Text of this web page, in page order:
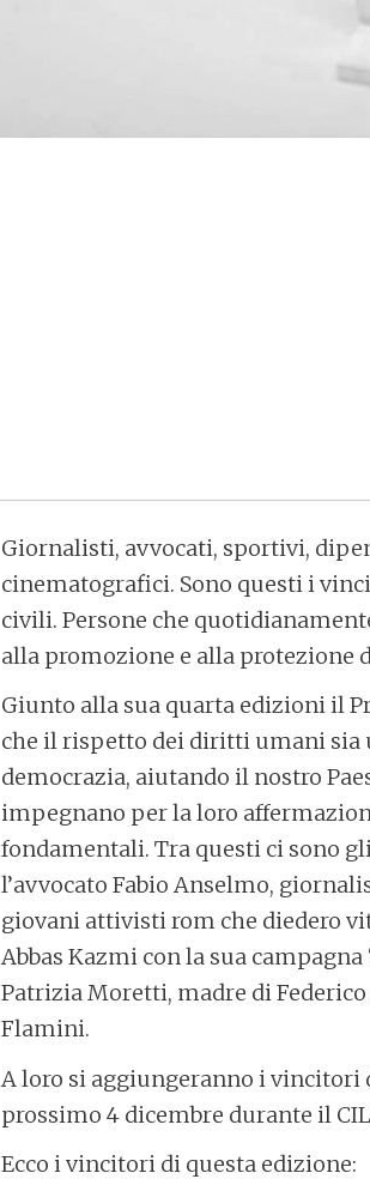
Giornalisti, avvocati, sportivi,
cinematografici. Sono questi i
civili. Persone che
alla promozione e alla protezione
Giunto alla sua quarta edizioni il
che il rispetto dei diritti umani
democrazia, aiutando il nostro
impegnano per la loro
fondamentali. Tra questi ci sono
l’avvocato Fabio Anselmo,
giovani attivisti rom che diedero
Abbas Kazmi con la sua
Patrizia Moretti, madre di
Flamini.
A loro si aggiungeranno i
prossimo 4 dicembre durante il
Ecco i vincitori di questa edizione: